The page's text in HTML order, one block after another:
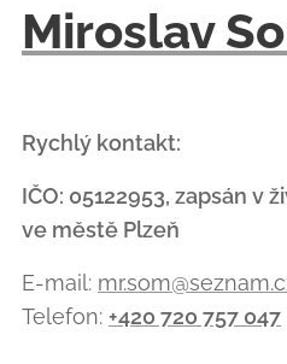
Miroslav
Rychlý kontakt:
IČO: 05122953, zapsán v
ve městě Plzeň
E-mail:
Telefon: +420 720 757 047